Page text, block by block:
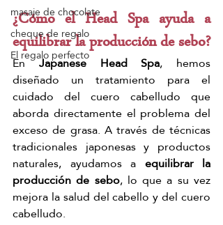
masaje de chocolate
cheque de regalo
El regalo perfecto
¿Cómo el Head Spa ayuda a
equilibrar la producción de sebo?
En Japanese Head Spa, hemos
diseñado un tratamiento para el
cuidado del cuero cabelludo que
aborda directamente el problema del
exceso de grasa. A través de técnicas
tradicionales japonesas y productos
naturales, ayudamos a equilibrar la
producción de sebo, lo que a su vez
mejora la salud del cabello y del cuero
cabelludo.